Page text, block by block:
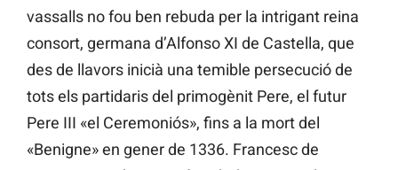
vassalls no fou ben rebuda per la intrigant reina
consort, germana d’Alfonso XI de Castella, que
des de llavors inicià una temible persecució de
tots els partidaris del primogènit Pere, el futur
Pere III «el Ceremoniós», fins a la mort del
«Benigne» en gener de 1336. Francesc de